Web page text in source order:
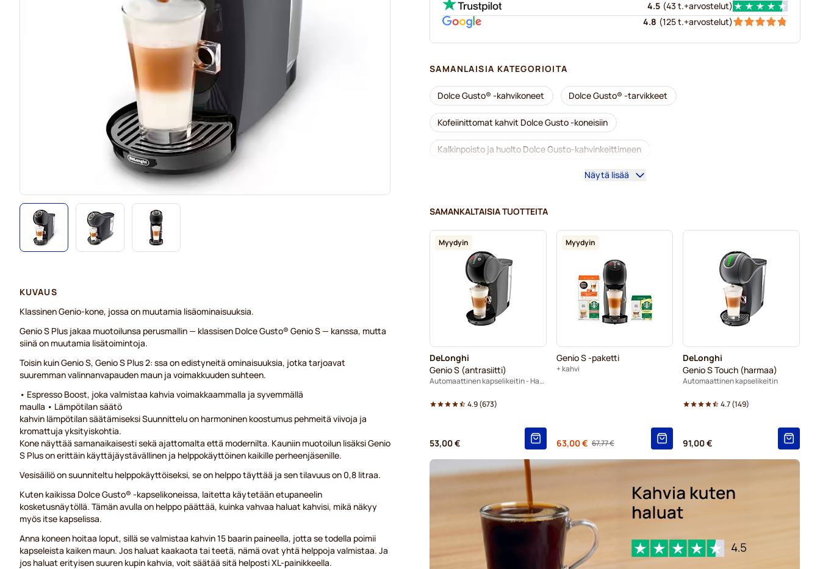
4.5 (43 t.+arvostelut)
4.8 (125 t.+arvostelut)
SAMANLAISIA KATEGORIOITA
Dolce Gusto® -kahvikoneet Dolce Gusto® -tarvikkeet
Kofeiinittomat kahvit Dolce Gusto -koneisiin
Kalkinpoisto ja huolto Dolce Gusto-kahvinkeittimeen
Segafredo-kahvikapselit Dolce Gusto -koneisiin
Caffè Borbone Dolce Gusto -koneisiin Dolce Vita -kapselit Dolce Gusto -koneisiin
Kapselit Dolce Gusto® -koneisiin Gimoka-kapselit Dolce Gusto -koneisiin
Dolce Gusto® -koneisiin Nescafé® Dolce Gusto® -kapselit
Starbucks®-kapselit Dolce Gusto -koneisiin
Kaffekapslen-kahvikapselit Dolce Gusto -koneisiin
Näytä lisää
SAMANKALTAISIA TUOTTEITA
Myydyin
DeLonghi
Genio S (antrasiitti)
Automaattinen kapselikeitin - Harmaa
4.9(673)
53,00 €
Myydyin
Genio S -paketti
+ kahvi
Regular Price
67,77 €
Alkaen
63,00 €
DeLonghi
Genio S Touch (harmaa)
Automaattinen kapselikeitin
4.7(149)
91,00 €
KUVAUS
Klassinen Genio-kone, jossa on muutamia lisäominaisuuksia.
Genio S Plus jakaa muotoilunsa perusmallin — klassisen Dolce Gusto® Genio S — kanssa, mutta
siinä on muutamia lisätoimintoja.
Toisin kuin Genio S, Genio S Plus 2: ssa on edistyneitä ominaisuuksia, jotka tarjoavat
suuremman valinnanvapauden maun ja voimakkuuden suhteen.
• Espresso Boost, joka valmistaa kahvia voimakkaammalla ja syvemmällä
maulla • Lämpötilan säätö
kahvin lämpötilan säätämiseksi Suunnittelu on harmoninen koostumus pehmeitä viivoja ja
kromattuja yksityiskohtia.
Kone näyttää samanaikaisesti sekä ajattomalta että modernilta. Kauniin muotoilun lisäksi Genio
S Plus on erittäin käyttäjäystävällinen ja helppokäyttöinen kaikille perheenjäsenille.
Vesisäiliö on suunniteltu helppokäyttöiseksi, se on helppo täyttää ja sen tilavuus on 0,8 litraa.
Kuten kaikissa Dolce Gusto® -kapselikoneissa, laitetta käytetään etupaneelin
kosketusnäytöllä. Tämän avulla on helppo päättää, kuinka vahvaa haluat kahvisi, mikä näkyy
myös itse kapselissa.
Anna koneen hoitaa loput, sillä se valmistaa kahvin 15 baarin paineella, jotta se todella poimii
kapseleista kaiken maun. Jos haluat kaakaota tai teetä, nämä ovat yhtä helppoja valmistaa. Ja
jos haluat erityisen suuren kupin kahvia, voit säätää sitä helposti XL-painikkeella.